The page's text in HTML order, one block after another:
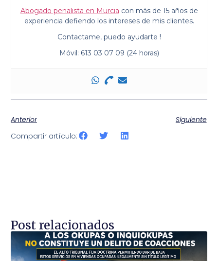
Abogado penalista en Murcia con más de 15 años de
experiencia defiendo los intereses de mis clientes.
Contactame, puedo ayudarte !
Móvil: 613 03 07 09 (24 horas)
Anterior
Siguiente
Compartir artículo:
Post relacionados